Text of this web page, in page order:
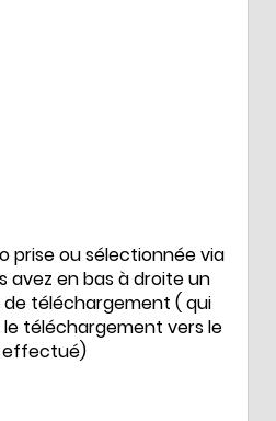
prise ou sélectionnée via
avez en bas à droite un
téléchargement ( qui
téléchargement vers le
effectué)